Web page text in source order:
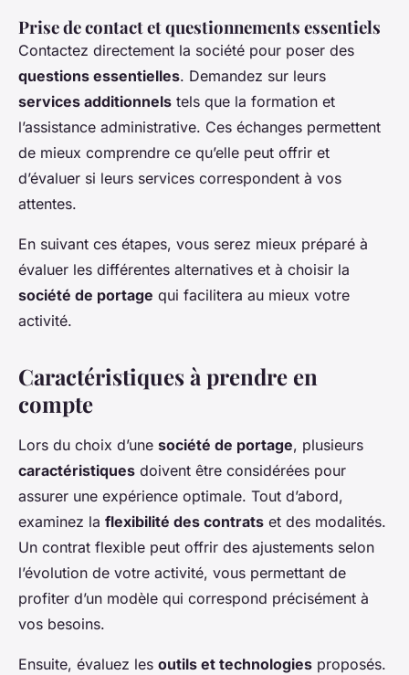
Prise de contact et questionnements essentiels
Contactez directement la société pour poser des
questions essentielles. Demandez sur leurs
services additionnels tels que la formation et
l’assistance administrative. Ces échanges permettent
de mieux comprendre ce qu’elle peut offrir et
d’évaluer si leurs services correspondent à vos
attentes.
En suivant ces étapes, vous serez mieux préparé à
évaluer les différentes alternatives et à choisir la
société de portage qui facilitera au mieux votre
activité.
Caractéristiques à prendre en
compte
Lors du choix d’une société de portage, plusieurs
caractéristiques doivent être considérées pour
assurer une expérience optimale. Tout d’abord,
examinez la flexibilité des contrats et des modalités.
Un contrat flexible peut offrir des ajustements selon
l’évolution de votre activité, vous permettant de
profiter d’un modèle qui correspond précisément à
vos besoins.
Ensuite, évaluez les outils et technologies proposés.